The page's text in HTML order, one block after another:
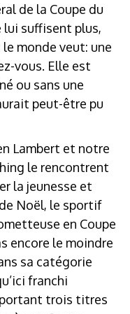
de la Coupe du
lui suffisent plus,
monde veut: une
vous. Elle est
ou sans une
peut-être pu
Lambert et notre
le rencontrent
la jeunesse et
Noël, le sportif
en Coupe
encore le moindre
sa catégorie
franchi
trois titres